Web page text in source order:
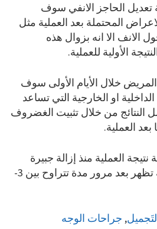
تعديل الحاجز الانفي سوف
المحتملة بعد العملية مثل
الانف الا انه بزوال هذه
الأولية للعملية.
خلال الأيام الأولى سوف
او الخارجية التي تساعد
من خلال تثبيت الغضروف
العملية.
العملية منذ إزالة جبيرة
الانف اما النتيجة النهائية تظهر بعد مرور مدة تتراوح بين 3-
, جراحات الوجه